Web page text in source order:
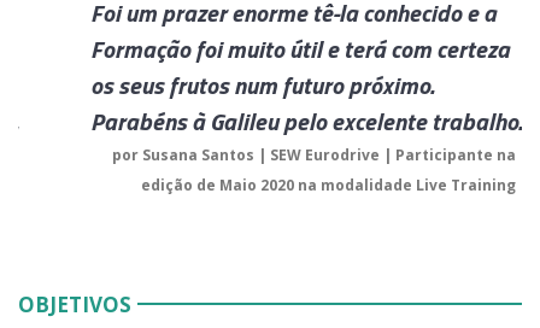
Foi um prazer enorme tê-la conhecido e a
Formação foi muito útil e terá com certeza
os seus frutos num futuro próximo.
Parabéns à Galileu pelo excelente trabalho.
por Susana Santos | SEW Eurodrive | Participante na
edição de Maio 2020 na modalidade Live Training
OBJETIVOS